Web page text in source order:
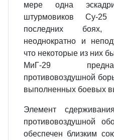
мере одна
штурмовиков Су-
последних
неоднократно и
что некоторые из них
МиГ-29
противовоздушной
выполненных боевых
Элемент
противовоздушной
обеспечен близким